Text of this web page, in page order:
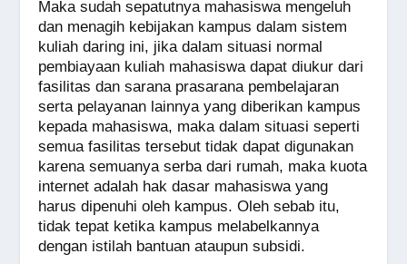
Maka sudah sepatutnya mahasiswa mengeluh
dan menagih kebijakan kampus dalam sistem
kuliah daring ini, jika dalam situasi normal
pembiayaan kuliah mahasiswa dapat diukur dari
fasilitas dan sarana prasarana pembelajaran
serta pelayanan lainnya yang diberikan kampus
kepada mahasiswa, maka dalam situasi seperti
semua fasilitas tersebut tidak dapat digunakan
karena semuanya serba dari rumah, maka kuota
internet adalah hak dasar mahasiswa yang
harus dipenuhi oleh kampus. Oleh sebab itu,
tidak tepat ketika kampus melabelkannya
dengan istilah bantuan ataupun subsidi.